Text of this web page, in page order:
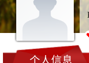
个人信息